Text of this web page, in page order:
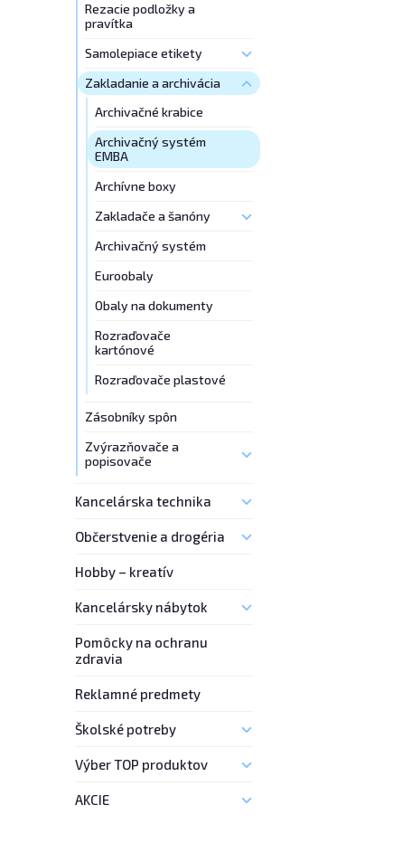
Rezacie podložky a
pravítka
Samolepiace etikety
Zakladanie a archivácia
Archivačné krabice
Archivačný systém
EMBA
Archívne boxy
Zakladače a šanóny
Archivačný systém
Euroobaly
Obaly na dokumenty
Rozraďovače
kartónové
Rozraďovače plastové
Zásobníky spôn
Zvýrazňovače a
popisovače
Kancelárska technika
Občerstvenie a drogéria
Hobby – kreatív
Kancelársky nábytok
Pomôcky na ochranu
zdravia
Reklamné predmety
Školské potreby
Výber TOP produktov
AKCIE